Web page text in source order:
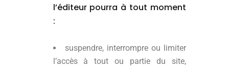
l’éditeur pourra à tout moment
:
suspendre, interrompre ou limiter
l’accès à tout ou partie du site,